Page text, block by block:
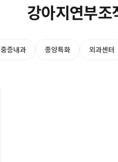
강아지연부조
중증내과 종양특화 외과센터